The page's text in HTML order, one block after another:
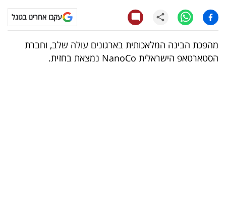
טלוויזיה
עסקי
עקבו אחרינו בגוגל
מהפכת הבינה המלאכותית בארגונים עולה שלב, וחברת
הסטארטאפ הישראלית NanoCo נמצאת בחזית.